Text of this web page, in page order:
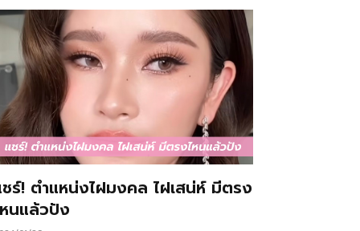
ร์! ตำแหน่งไฝมงคล ไฝเสน่ห์ มีตรง
นแล้วปัง